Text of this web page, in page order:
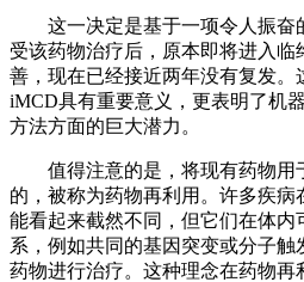
这一决定是基于一项令人振奋
受该药物治疗后，原本即将进入
善，现在已经接近两年没有复发。
iMCD具有重要意义，更表明了机
方法方面的巨大潜力。
值得注意的是，将现有药物用
的，被称为药物再利用。许多疾
能看起来截然不同，但它们在体内
系，例如共同的基因突变或分子
药物进行治疗。这种理念在药物